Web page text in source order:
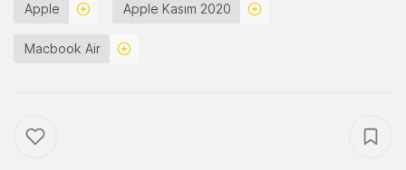
Apple Apple Kasım 2020
Macbook Air